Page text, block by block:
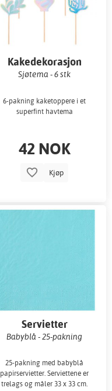
Kakedekorasjon
Sjøtema - 6 stk
6-pakning kaketoppere i et
superfint havtema
42 NOK
Kjøp
Servietter
Babyblå - 25-pakning
25-pakning med babyblå
papirservietter. Serviettene er
trelags og måler 33 x 33 cm.